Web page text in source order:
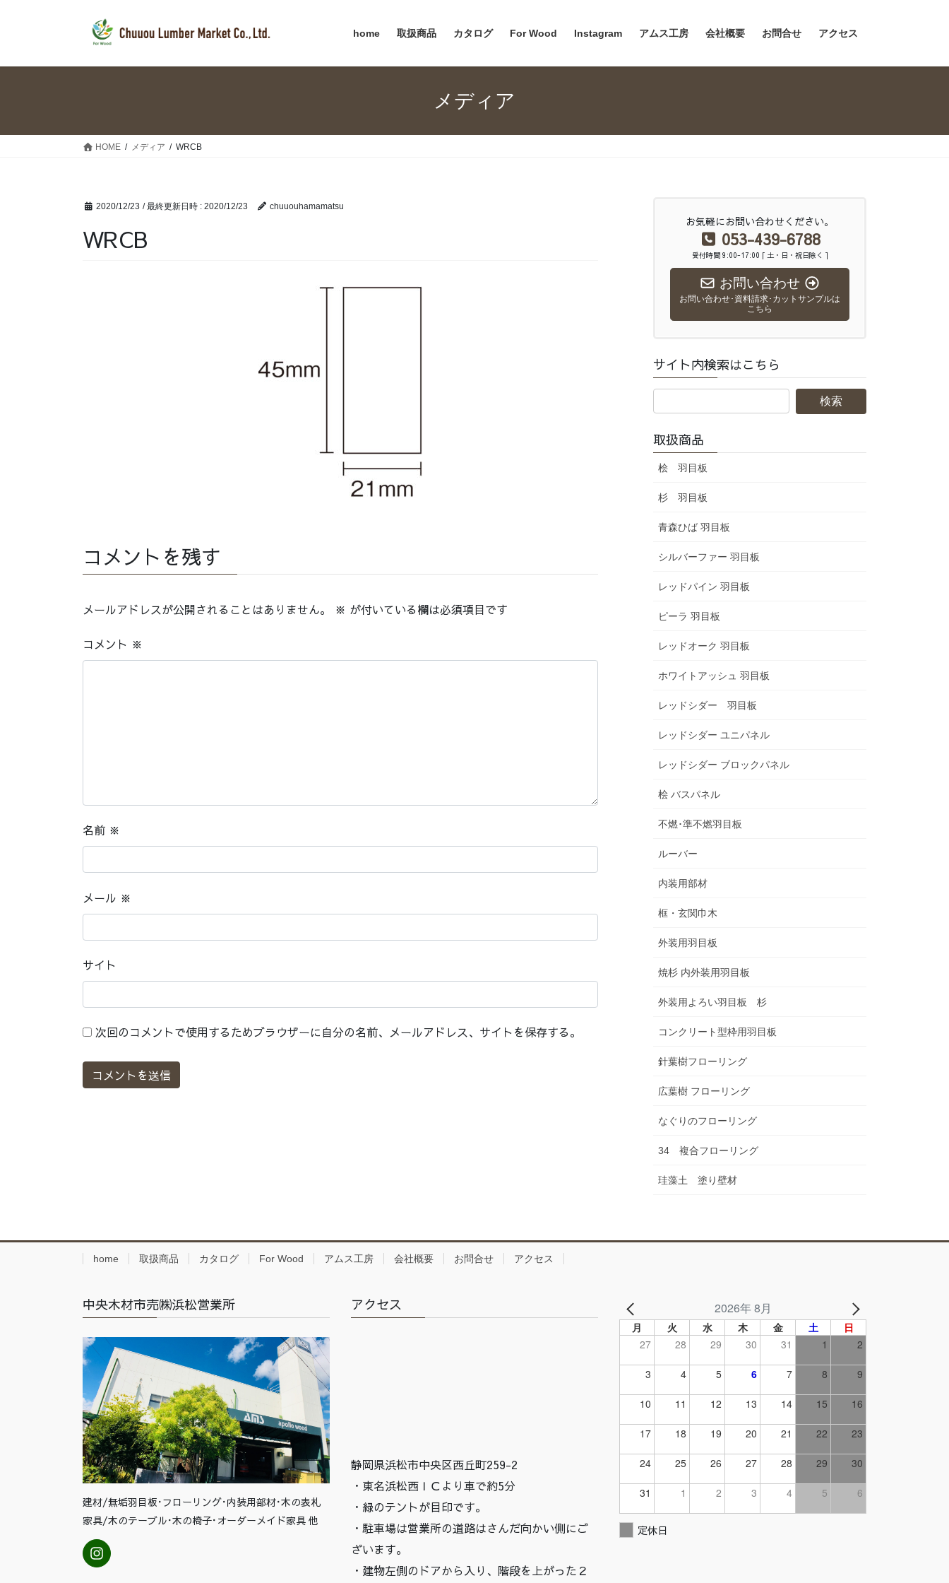
home 取扱商品 カタログ For Wood Instagram アムス工房 会社概要 お問合せ アクセス
メディア
HOME メディア WRCB
2020/12/23 / 最終更新日時 : 2020/12/23 chuuouhamamatsu
WRCB
コメントを残す
メールアドレスが公開されることはありません。 ※ が付いている欄は必須項目です
コメント ※
名前 ※
メール ※
サイト
次回のコメントで使用するためブラウザーに自分の名前、メールアドレス、サイトを保存する。
お気軽にお問い合わせください。
053-439-6788
受付時間 9:00-17:00 [ 土・日・祝日除く ]
お問い合わせ
お問い合わせ･資料請求･カットサンプルは
こちら
サイト内検索はこちら
取扱商品
桧 羽目板
杉 羽目板
青森ひば 羽目板
シルバーファー 羽目板
レッドパイン 羽目板
ピーラ 羽目板
レッドオーク 羽目板
ホワイトアッシュ 羽目板
レッドシダー 羽目板
レッドシダー ユニパネル
レッドシダー ブロックパネル
桧 バスパネル
不燃･準不燃羽目板
ルーバー
内装用部材
框・玄関巾木
外装用羽目板
焼杉 内外装用羽目板
外装用よろい羽目板 杉
コンクリート型枠用羽目板
針葉樹フローリング
広葉樹 フローリング
なぐりのフローリング
34 複合フローリング
珪藻土 塗り壁材
home 取扱商品 カタログ For Wood アムス工房 会社概要 お問合せ アクセス
中央木材市売㈱浜松営業所
建材/無垢羽目板･フローリング･内装用部材･木の表札
家具/木のテーブル･木の椅子･オーダーメイド家具 他
アクセス
静岡県浜松市中央区西丘町259-2
・東名浜松西ＩＣより車で約5分
・緑のテントが目印です。
・駐車場は営業所の道路はさんだ向かい側にご
ざいます。
・建物左側のドアから入り、階段を上がった２
2026年 8月
月 火 水 木 金 土
日
27
28 29 30 31 1 2
3 4 5 6 7 8 9
10 11 12 13 14 15 16
17 18 19 20 21 22 23
24 25 26 27 28 29 30
31 1 2 3 4 5 6
定休日